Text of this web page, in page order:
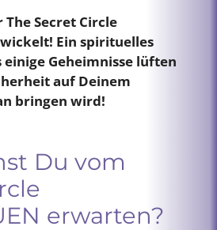
Secret Circle
Ein spirituelles
einige Geheimnisse lüften
auf Deinem
bringen wird!
Du vom
erwarten?